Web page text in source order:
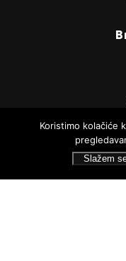
Koristimo kolačiće
Slažem